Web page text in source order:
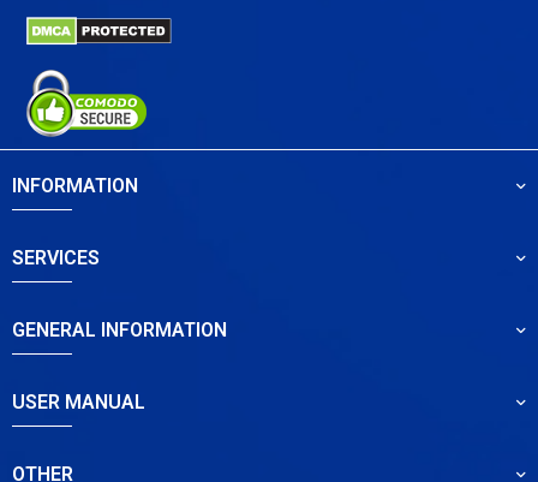
INFORMATION
SERVICES
GENERAL INFORMATION
USER MANUAL
OTHER